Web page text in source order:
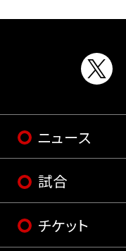
ニュース
試合
チケット